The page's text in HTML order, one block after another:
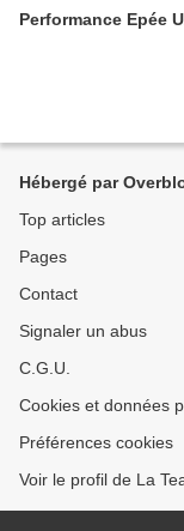
Performance Epée
Hébergé par
Top articles
Pages
Contact
Signaler un abus
C.G.U.
Cookies et données
Préférences cookies
Voir le profil de La